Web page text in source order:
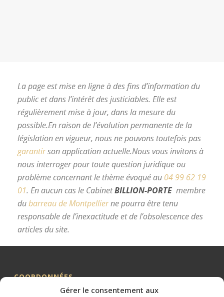
Gérer le consentement aux
La page est mise en ligne à des fins d’information du
public et dans l’intérêt des justiciables. Elle est
régulièrement mise à jour, dans la mesure du
possible.En raison de l’évolution permanente de la
législation en vigueur, nous ne pouvons toutefois pas
garantirson application actuelle.Nous vous invitons à
nous interroger pour toute question juridique ou
problème concernant le thème évoqué au 04 99 62 19
01. En aucun cas le CabinetBILLION-PORTE membre
dubarreau de Montpellierne pourra être tenu
responsable de l’inexactitude et de l’obsolescence des
articles du site.
COORDONNÉES
Me BILLION-PORTE